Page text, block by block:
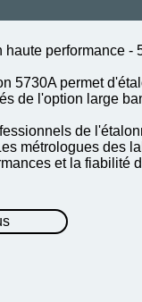
haute performance -
5730A permet
de l'option large
de
métrologues des
et la fiabilité